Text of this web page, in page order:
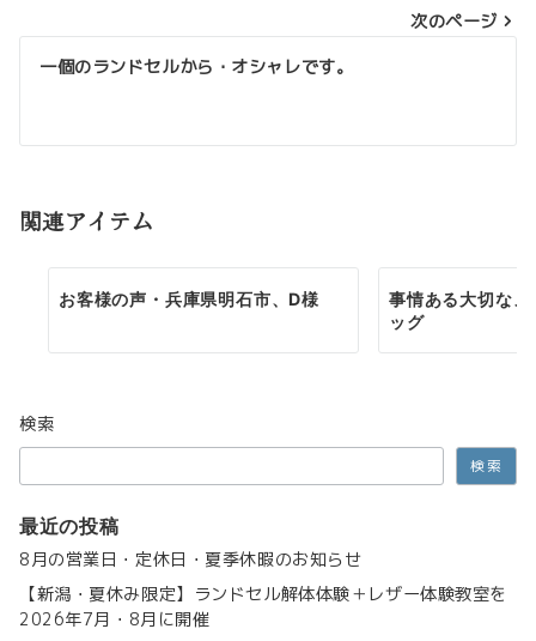
ビ
ゲ
シ
ン
次のページ
一個のランドセルから・オシャレです。
関連アイテム
お客様の声・兵庫県明石市、D様
事情ある大切な
ッグ
検索
検索
最近の投稿
8月の営業日・定休日・夏季休暇のお知らせ
【新潟・夏休み限定】ランドセル解体体験＋レザー体験教室を
2026年7月・8月に開催